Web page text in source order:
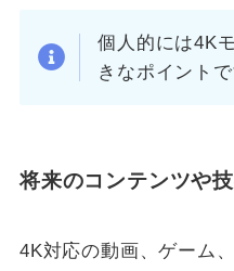
個人的には4K
きなポイントで
将来のコンテンツや
4K対応の動画、ゲーム